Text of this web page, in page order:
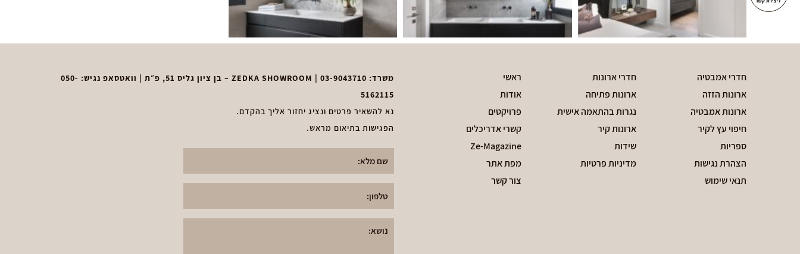
חדרי אמבטיה
חדרי ארונות
ארונות הזזה
ארונות פתיחה
ארונות אמבטיה
נגרות בהתאמה אישית
חיפוי עץ לקיר
ארונות קיר
ספריות
שידות
הצהרת נגישות
מדיניות פרטיות
תנאי שימוש
ראשי
אודות
פרויקטים
קשרי אדריכלים
Ze-Magazine
מפת אתר
צור קשר
משרד: 03-9043710 | ZEDKA SHOWROOM – בן ציון גליס 51, פ״ת | וואטסאפ נגיש:
050-
5162115
נא להשאיר פרטים ונציג יחזור אליך בהקדם.
הפגישות בתיאום מראש.